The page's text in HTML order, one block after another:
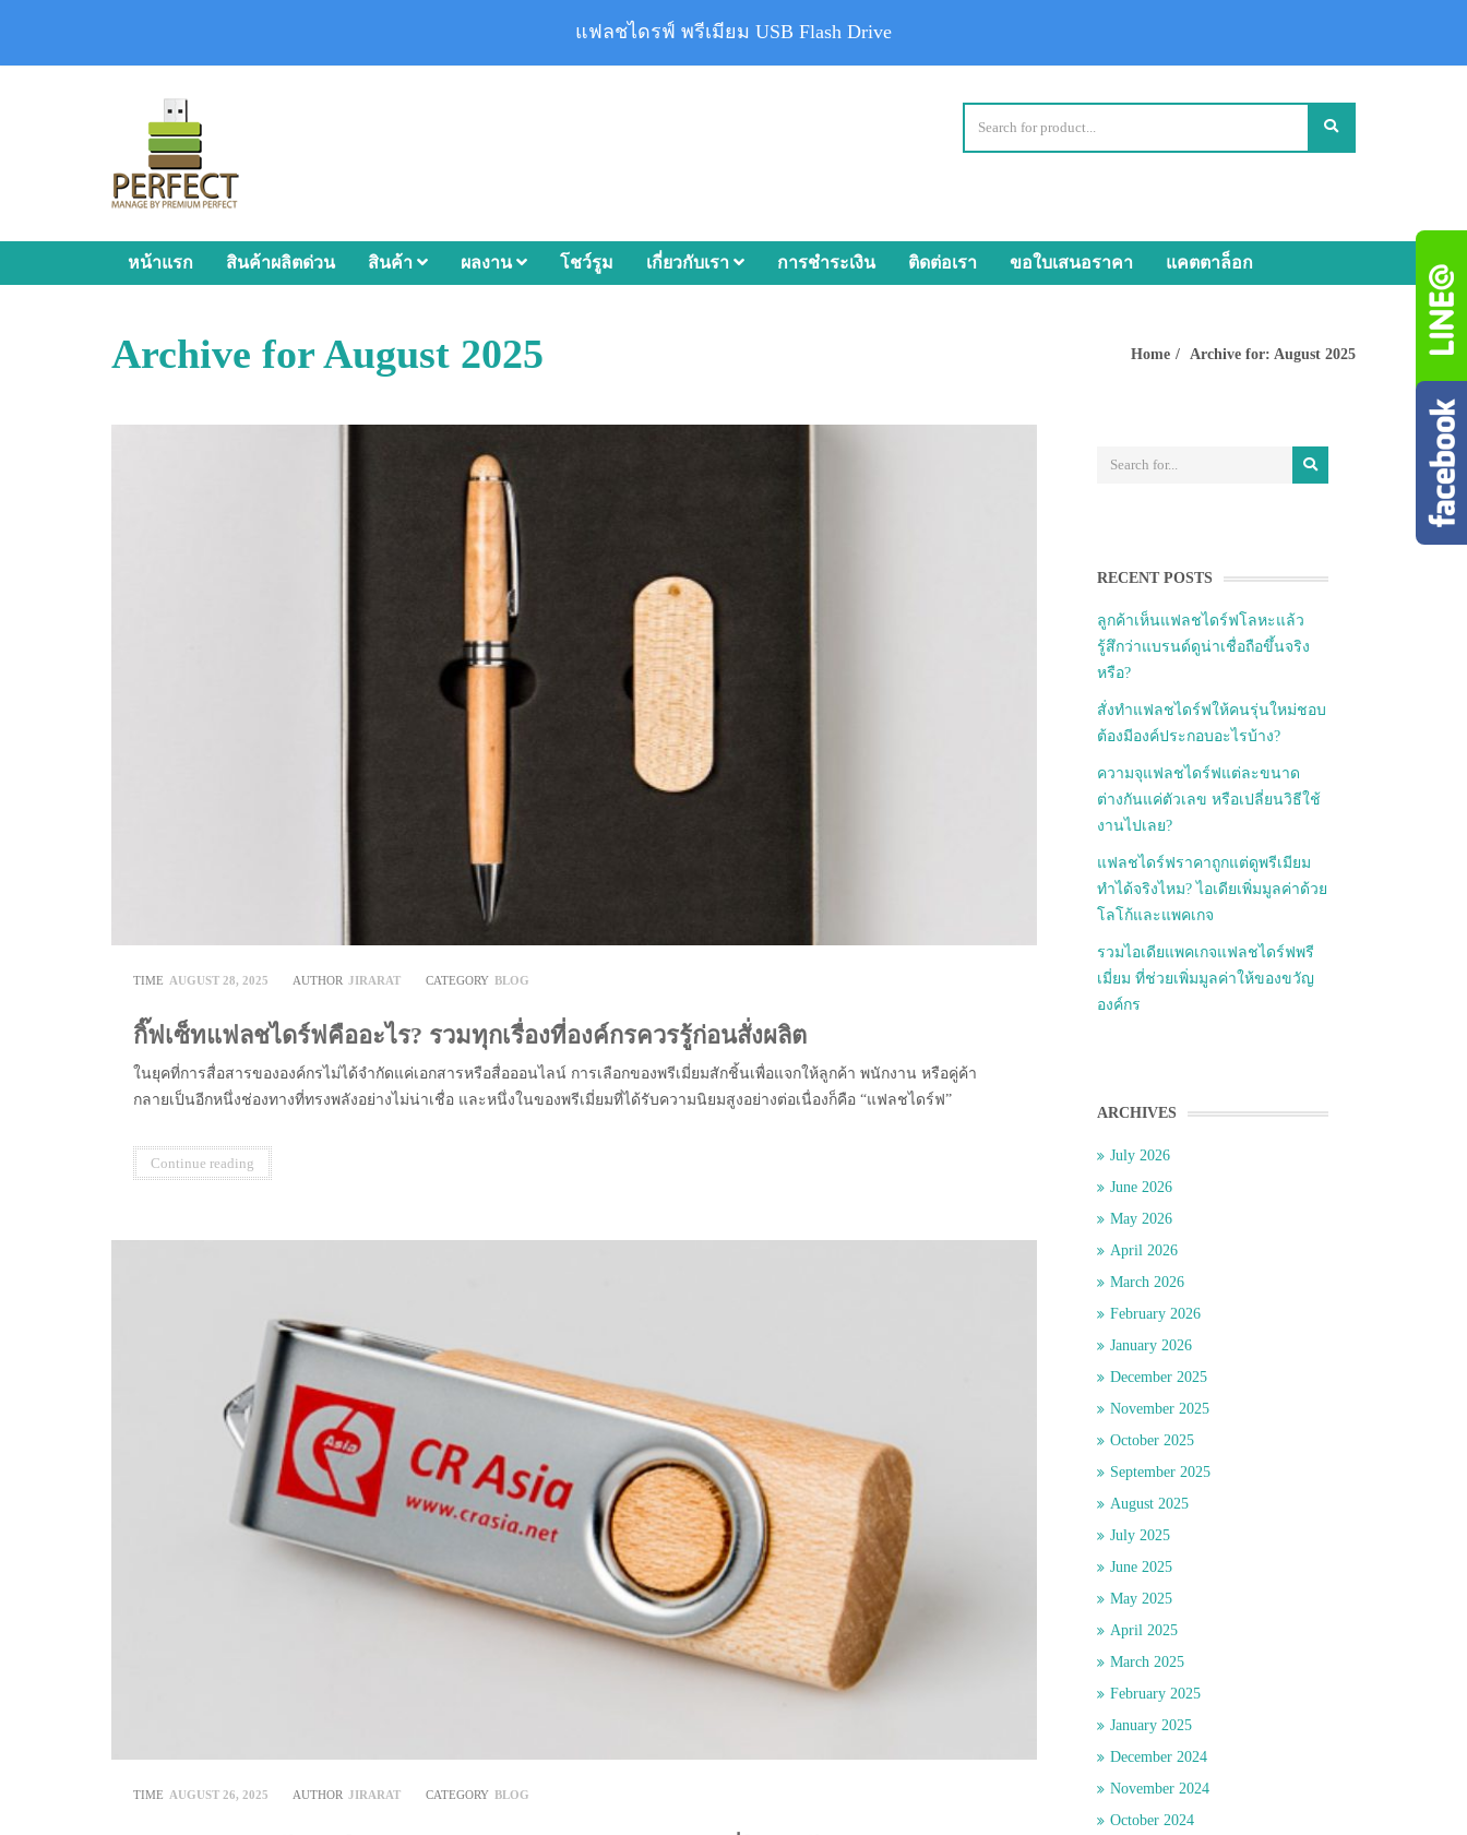
หน้าแรก สินค้าผลิตด่วน สินค้า ผลงาน โชว์รูม เกี่ยวกับเรา การชำระเงิน ติดต่อเรา ขอใบเสนอราคา แคตตาล็อก
Archive for August 2025 Home Archive for: August 2025
TIME AUGUST 28, 2025 AUTHOR JIRARAT CATEGORY BLOG
กิ๊ฟเซ็ทแฟลชไดร์ฟคืออะไร? รวมทุกเรื่องที่องค์กรควรรู้ก่อนสั่งผลิต
ในยุคที่การสื่อสารขององค์กรไม่ได้จำกัดแค่เอกสารหรือสื่อออนไลน์ การเลือกของพรีเมี่ยมสักชิ้นเพื่อแจกให้ลูกค้า พนักงาน หรือคู่ค้า
กลายเป็นอีกหนึ่งช่องทางที่ทรงพลังอย่างไม่น่าเชื่อ และหนึ่งในของพรีเมี่ยมที่ได้รับความนิยมสูงอย่างต่อเนื่องก็คือ “แฟลชไดร์ฟ”
Continue reading
TIME AUGUST 26, 2025 AUTHOR JIRARAT CATEGORY BLOG
RECENT POSTS
ลูกค้าเห็นแฟลชไดร์ฟโลหะแล้ว
รู้สึกว่าแบรนด์ดูน่าเชื่อถือขึ้นจริง
หรือ?
สั่งทำแฟลชไดร์ฟให้คนรุ่นใหม่ชอบ
ต้องมีองค์ประกอบอะไรบ้าง?
ความจุแฟลชไดร์ฟแต่ละขนาด
ต่างกันแค่ตัวเลข หรือเปลี่ยนวิธีใช้
งานไปเลย?
แฟลชไดร์ฟราคาถูกแต่ดูพรีเมียม
ทำได้จริงไหม? ไอเดียเพิ่มมูลค่าด้วย
โลโก้และแพคเกจ
รวมไอเดียแพคเกจแฟลชไดร์ฟพรี
เมี่ยม ที่ช่วยเพิ่มมูลค่าให้ของขวัญ
องค์กร
ARCHIVES
July 2026
June 2026
May 2026
April 2026
March 2026
February 2026
January 2026
December 2025
November 2025
October 2025
September 2025
August 2025
July 2025
June 2025
May 2025
April 2025
March 2025
February 2025
January 2025
December 2024
November 2024
October 2024
แฟลชไดรฟ์ พรีเมียม USB Flash Drive